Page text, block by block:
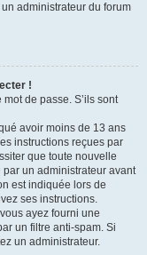
administrateur du forum
!
de passe. S’ils sont
avoir moins de 13 ans
instructions reçues par
que toute nouvelle
un administrateur avant
est indiquée lors de
ses instructions.
ayez fourni une
un filtre anti-spam. Si
un administrateur.